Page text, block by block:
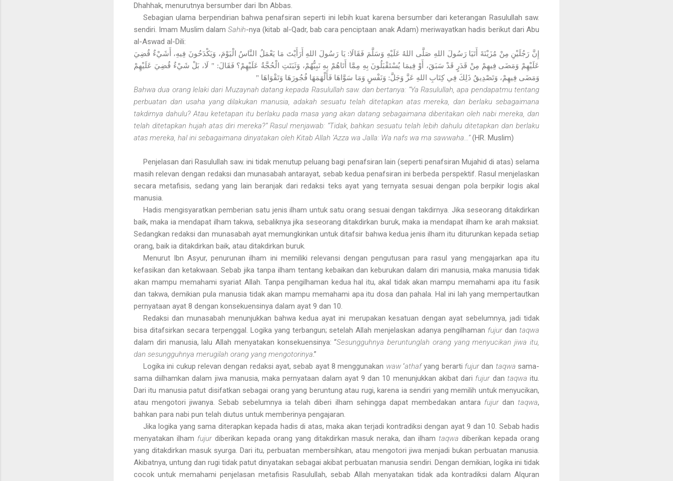
Dhahhak, menurutnya bersumber dari Ibn Abbas.
Sebagian ulama berpendirian bahwa penafsiran seperti ini lebih kuat karena bersumber dari keterangan Rasulullah saw.
sendiri. Imam Muslim dalam Sahih-nya (kitab al-Qadr, bab cara penciptaan anak Adam) meriwayatkan hadis berikut dari Abu
al-Aswad al-Dili:
إِنَّ رَجُلَيْنِ مِنْ مُزَيْنَةَ أَتَيَا رَسُولَ اللهِ صَلَّى اللهُ عَلَيْهِ وَسَلَّمَ فَقَالَا: يَا رَسُولَ اللهِ أَرَأَيْتَ مَا يَعْمَلُ النَّاسُ الْيَوْمَ، وَيَكْدَحُونَ فِيهِ، أَشَيْءٌ قُضِيَ
عَلَيْهِمْ وَمَضَى فِيهِمْ مِنْ قَدَرٍ قَدْ سَبَقَ، أَوْ فِيمَا يُسْتَقْبَلُونَ بِهِ مِمَّا أَتَاهُمْ بِهِ نَبِيُّهُمْ، وَثَبَتَتِ الْحُجَّةُ عَلَيْهِمْ؟ فَقَالَ: " لَا، بَلْ شَيْءٌ قُضِيَ عَلَيْهِمْ
وَمَضَى فِيهِمْ، وَتَصْدِيقُ ذَلِكَ فِي كِتَابِ اللهِ عَزَّ وَجَلَّ: وَنَفْسٍ وَمَا سَوَّاهَا فَأَلْهَمَهَا فُجُورَهَا وَتَقْوَاهَا "
Bahwa dua orang lelaki dari Muzaynah datang kepada Rasulullah saw. dan bertanya: “Ya Rasulullah, apa pendapatmu tentang
perbuatan dan usaha yang dilakukan manusia, adakah sesuatu telah ditetapkan atas mereka, dan berlaku sebagaimana
takdirnya dahulu? Atau ketetapan itu berlaku pada masa yang akan datang sebagaimana diberitakan oleh nabi mereka, dan
telah ditetapkan hujah atas diri mereka?” Rasul menjawab: “Tidak, bahkan sesuatu telah lebih dahulu ditetapkan dan berlaku
atas mereka, hal ini sebagaimana dinyatakan oleh Kitab Allah ‘Azza wa Jalla: Wa nafs wa ma sawwaha…”(HR. Muslim)
Penjelasan dari Rasulullah saw. ini tidak menutup peluang bagi penafsiran lain (seperti penafsiran Mujahid di atas) selama
masih relevan dengan redaksi dan munasabah antarayat, sebab kedua penafsiran ini berbeda perspektif. Rasul menjelaskan
secara metafisis, sedang yang lain beranjak dari redaksi teks ayat yang ternyata sesuai dengan pola berpikir logis akal
manusia.
Hadis mengisyaratkan pemberian satu jenis ilham untuk satu orang sesuai dengan takdirnya. Jika seseorang ditakdirkan
baik, maka ia mendapat ilham takwa, sebaliknya jika seseorang ditakdirkan buruk, maka ia mendapat ilham ke arah maksiat.
Sedangkan redaksi dan munasabah ayat memungkinkan untuk ditafsir bahwa kedua jenis ilham itu diturunkan kepada setiap
orang, baik ia ditakdirkan baik, atau ditakdirkan buruk.
Menurut Ibn Asyur, penurunan ilham ini memiliki relevansi dengan pengutusan para rasul yang mengajarkan apa itu
kefasikan dan ketakwaan. Sebab jika tanpa ilham tentang kebaikan dan keburukan dalam diri manusia, maka manusia tidak
akan mampu memahami syariat Allah. Tanpa pengilhaman kedua hal itu, akal tidak akan mampu memahami apa itu fasik
dan takwa, demikian pula manusia tidak akan mampu memahami apa itu dosa dan pahala. Hal ini lah yang mempertautkan
pernyataan ayat 8 dengan konsekuensinya dalam ayat 9 dan 10.
Redaksi dan munasabah menunjukkan bahwa kedua ayat ini merupakan kesatuan dengan ayat sebelumnya, jadi tidak
bisa ditafsirkan secara terpenggal. Logika yang terbangun; setelah Allah menjelaskan adanya pengilhaman fujurdantaqwa
dalam diri manusia, lalu Allah menyatakan konsekuensinya: “Sesungguhnya beruntunglah orang yang menyucikan jiwa itu,
dan sesungguhnya merugilah orang yang mengotorinya.”
Logika ini cukup relevan dengan redaksi ayat, sebab ayat 8 menggunakan waw‘athafyang berarti fujurdan taqwa sama-
sama diilhamkan dalam jiwa manusia, maka pernyataan dalam ayat 9 dan 10 menunjukkan akibat dari fujurdan taqwa itu.
Dari itu manusia patut disifatkan sebagai orang yang beruntung atau rugi, karena ia sendiri yang memilih untuk menyucikan,
atau mengotori jiwanya. Sebab sebelumnya ia telah diberi ilham sehingga dapat membedakan antara fujurdantaqwa,
bahkan para nabi pun telah diutus untuk memberinya pengajaran.
Jika logika yang sama diterapkan kepada hadis di atas, maka akan terjadi kontradiksi dengan ayat 9 dan 10. Sebab hadis
menyatakan ilham fujurdiberikan kepada orang yang ditakdirkan masuk neraka, dan ilhamtaqwa diberikan kepada orang
yang ditakdirkan masuk syurga. Dari itu, perbuatan membersihkan, atau mengotori jiwa menjadi bukan perbuatan manusia.
Akibatnya, untung dan rugi tidak patut dinyatakan sebagai akibat perbuatan manusia sendiri. Dengan demikian, logika ini tidak
cocok untuk memahami penjelasan metafisis Rasulullah, sebab Allah menyatakan tidak ada kontradiksi dalam Alquran